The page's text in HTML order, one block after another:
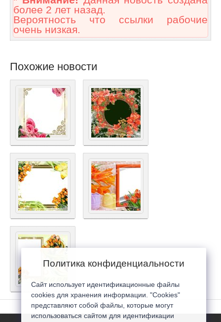
более 2 лет назад.
Вероятность что ссылки рабочие
очень низкая.
Похожие новости
Политика конфиденциальности
Сайт использует идентификационные файлы
cookies для хранения информации. "Cookies"
представляют собой файлы, которые могут
использоваться сайтом для идентификации